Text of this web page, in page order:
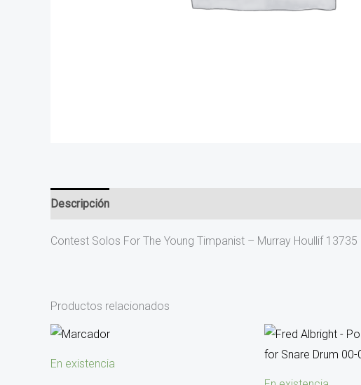
Descripción
Contest Solos For The Young Timpanist – Murray Houllif 13735
Productos relacionados
En existencia